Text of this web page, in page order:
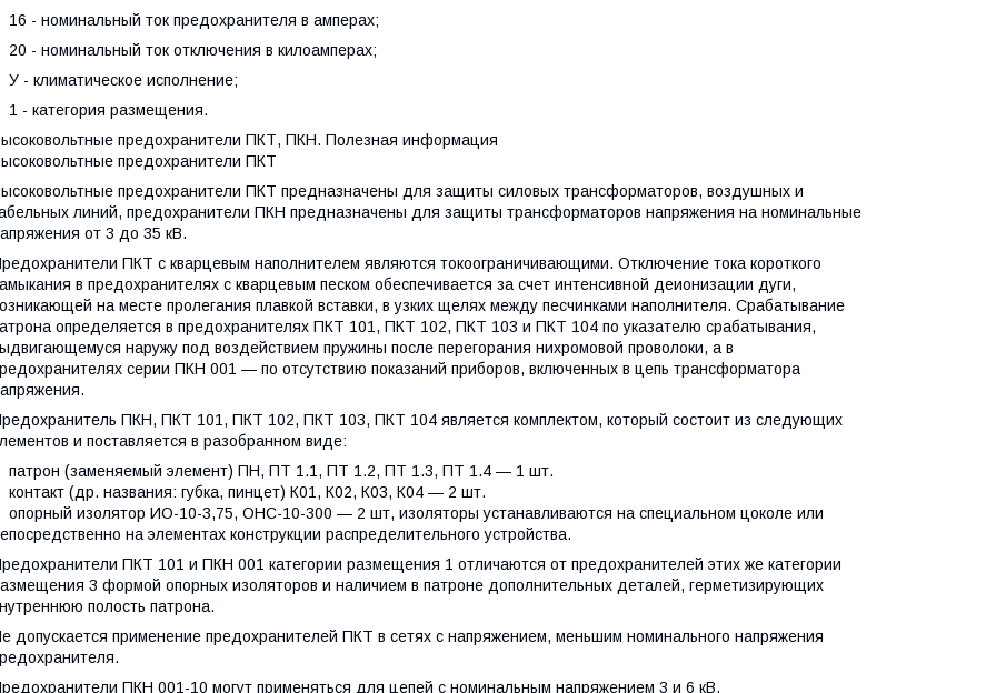
16 - номинальный ток предохранителя в амперах;
20 - номинальный ток отключения в килоамперах;
У - климатическое исполнение;
1 - категория размещения.
предохранители ПКТ, ПКН. Полезная информация
предохранители ПКТ
предохранители ПКТ предназначены для защиты силовых трансформаторов, воздушных и
линий, предохранители ПКН предназначены для защиты трансформаторов напряжения на номинальные
от 3 до 35 кВ.
ПКТ с кварцевым наполнителем являются токоограничивающими. Отключение тока короткого
в предохранителях с кварцевым песком обеспечивается за счет интенсивной деионизации дуги,
на месте пролегания плавкой вставки, в узких щелях между песчинками наполнителя. Срабатывание
определяется в предохранителях ПКТ 101, ПКТ 102, ПКТ 103 и ПКТ 104 по указателю срабатывания,
наружу под воздействием пружины после перегорания нихромовой проволоки, а в
серии ПКН 001 — по отсутствию показаний приборов, включенных в цепь трансформатора
ПКН, ПКТ 101, ПКТ 102, ПКТ 103, ПКТ 104 является комплектом, который состоит из следующих
и поставляется в разобранном виде:
патрон (заменяемый элемент) ПН, ПТ 1.1, ПТ 1.2, ПТ 1.3, ПТ 1.4 — 1 шт.
контакт (др. названия: губка, пинцет) К01, К02, К03, К04 — 2 шт.
опорный изолятор ИО-10-3,75, ОНС-10-300 — 2 шт, изоляторы устанавливаются на специальном цоколе или
на элементах конструкции распределительного устройства.
ПКТ 101 и ПКН 001 категории размещения 1 отличаются от предохранителей этих же категории
3 формой опорных изоляторов и наличием в патроне дополнительных деталей, герметизирующих
полость патрона.
допускается применение предохранителей ПКТ в сетях с напряжением, меньшим номинального напряжения
ПКН 001-10 могут применяться для цепей с номинальным напряжением 3 и 6 кВ.